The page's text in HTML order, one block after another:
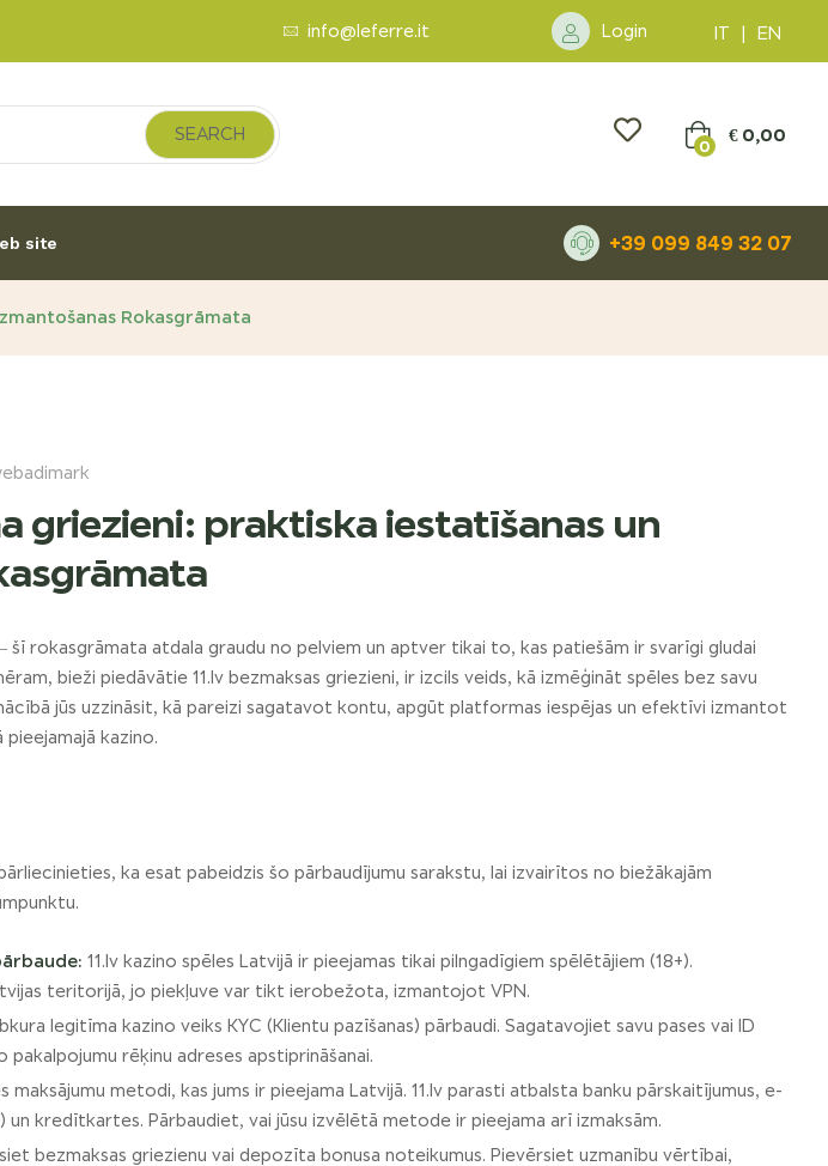
info@leferre.it Login IT |EN
SEARCH
0
€ 0,00
site +39 099 849 32 07
Rokasgrāmata
griezieni: praktiska iestatīšanas un
rokasgrāmata atdala graudu no pelviem un aptver tikai to, kas patiešām ir svarīgi gludai
bieži piedāvātie 11.lv bezmaksas griezieni, ir izcils veids, kā izmēģināt spēles bez savu
jūs uzzināsit, kā pareizi sagatavot kontu, apgūt platformas iespējas un efektīvi izmantot
kazino.
ka esat pabeidzis šo pārbaudījumu sarakstu, lai izvairītos no biežākajām
11.lv kazino spēles Latvijā ir pieejamas tikai pilngadīgiem spēlētājiem (18+).
teritorijā, jo piekļuve var tikt ierobežota, izmantojot VPN.
legitīma kazino veiks KYC (Klientu pazīšanas) pārbaudi. Sagatavojiet savu pases vai ID
pakalpojumu rēķinu adreses apstiprināšanai.
maksājumu metodi, kas jums ir pieejama Latvijā. 11.lv parasti atbalsta banku pārskaitījumus, e-
un kredītkartes. Pārbaudiet, vai jūsu izvēlētā metode ir pieejama arī izmaksām.
bezmaksas griezienu vai depozīta bonusa noteikumus. Pievērsiet uzmanību vērtībai,